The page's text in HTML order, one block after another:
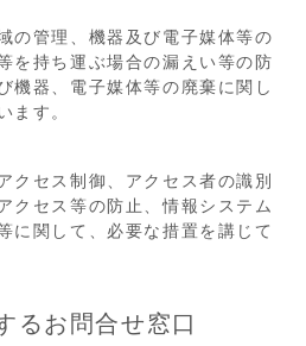
の管理、機器及び電子媒体等の
を持ち運ぶ場合の漏えい等の防
機器、電子媒体等の廃棄に関し
ます。
クセス制御、アクセス者の識別
クセス等の防止、情報システム
に関して、必要な措置を講じて
るお問合せ窓口